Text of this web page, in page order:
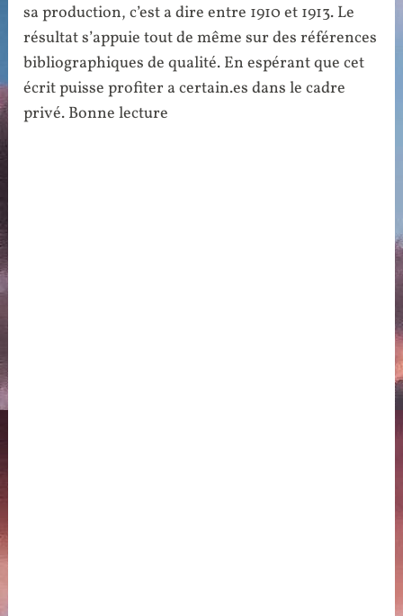
sa production, c’est a dire entre 1910 et 1913. Le
résultat s’appuie tout de même sur des références
bibliographiques de qualité. En espérant que cet
écrit puisse profiter a certain.es dans le cadre
privé. Bonne lecture